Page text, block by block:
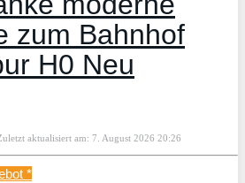
zum Bahnhof
H0 Neu
aktualisiert am: 7. August 2026 20:26
*